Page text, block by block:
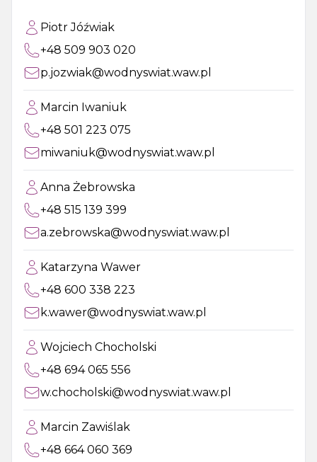
Piotr Jóźwiak
+48 509 903 020
p.jozwiak@wodnyswiat.waw.pl
Marcin Iwaniuk
+48 501 223 075
miwaniuk@wodnyswiat.waw.pl
Anna Żebrowska
+48 515 139 399
a.zebrowska@wodnyswiat.waw.pl
Katarzyna Wawer
+48 600 338 223
k.wawer@wodnyswiat.waw.pl
Wojciech Chocholski
+48 694 065 556
w.chocholski@wodnyswiat.waw.pl
Marcin Zawiślak
+48 664 060 369